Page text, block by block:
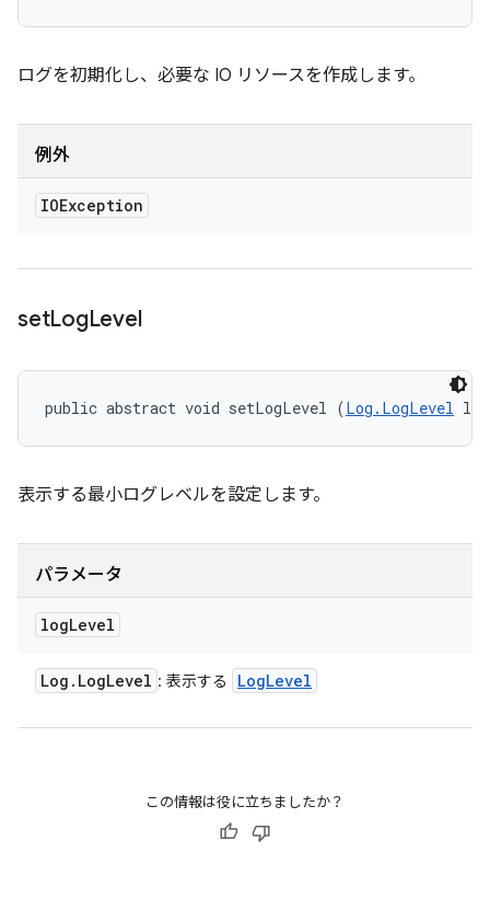
ログを初期化し、必要な IO リソースを作成します。
例外
IOException
setLogLevel
public abstract void setLogLevel (Log.LogLevel
表示する最小ログレベルを設定します。
パラメータ
logLevel
Log . LogLevel : 表示する LogLevel
この情報は役に立ちましたか？